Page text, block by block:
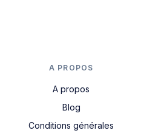
A PROPOS
A propos
Blog
Conditions générales